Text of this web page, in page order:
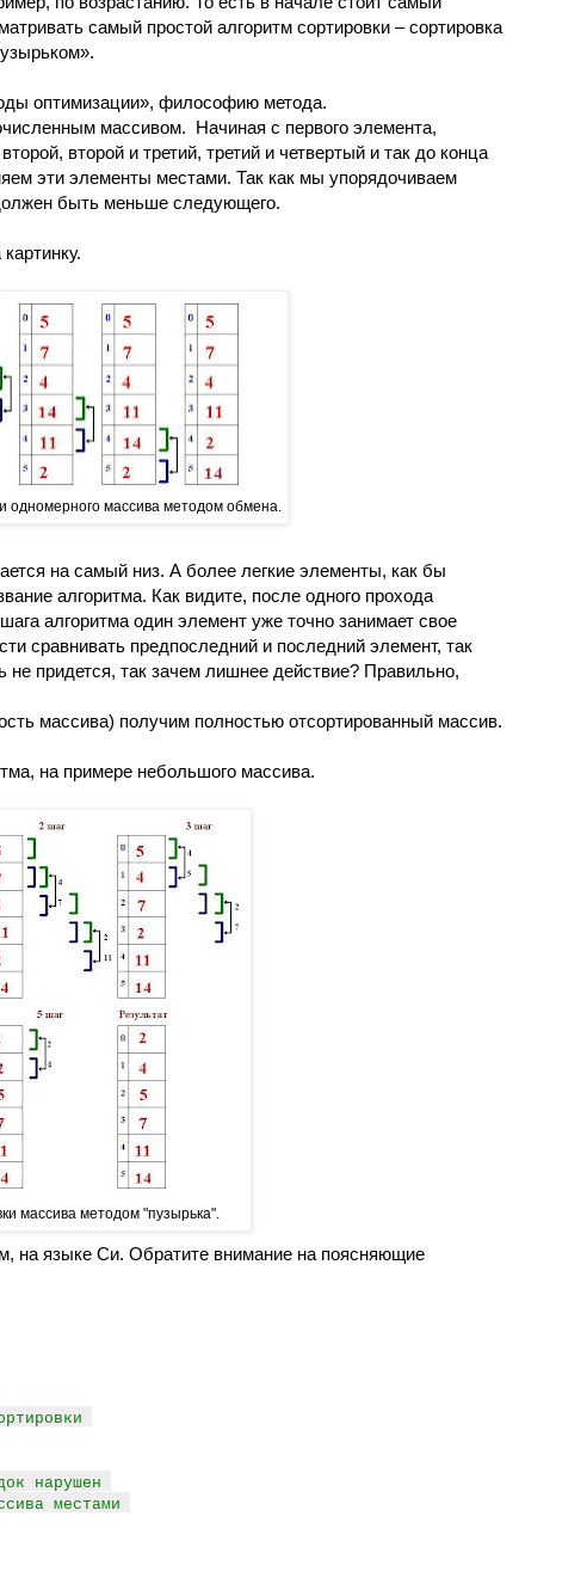
самый простой алгоритм сортировки – сортировка
оптимизации», философию метода.
массивом. Начиная с первого элемента,
второй и третий, третий и четвертый и так до конца
эти элементы местами. Так как мы упорядочиваем
быть меньше следующего.
одномерного массива методом обмена.
на самый низ. А более легкие элементы, как бы
алгоритма. Как видите, после одного прохода
алгоритма один элемент уже точно занимает свое
сравнивать предпоследний и последний элемент, так
придется, так зачем лишнее действие? Правильно,
массива) получим полностью отсортированный массив.
на примере небольшого массива.
массива методом "пузырька".
на языке Си. Обратите внимание на поясняющие
нарушен
местами